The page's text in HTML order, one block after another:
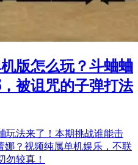
版怎么玩？斗蛐蛐
被诅咒的子弹打法
玩法来了！本期挑战谁能击
娜？视频纯属单机娱乐，不联
勿较真！